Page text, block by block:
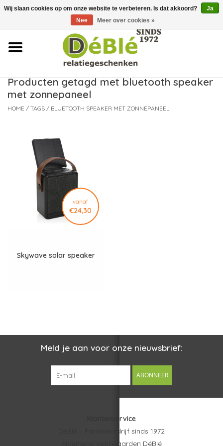
Over ons
Contact
Nieuws
Producten getagd met bluetooth speaker
met zonnepaneel
HOME / TAGS / BLUETOOTH SPEAKER MET ZONNEPANEEL
vanaf
€24,30
Skywave solar speaker
Meld je aan voor onze nieuwsbrief:
ABONNEER
Klantenservice
DéBlé – Familiebedrijf sinds 1972
Algemene voorwaarden DéBlé
Wij slaan cookies op om onze website te verbeteren. Is dat akkoord?
Ja
Nee
Meer over cookies »